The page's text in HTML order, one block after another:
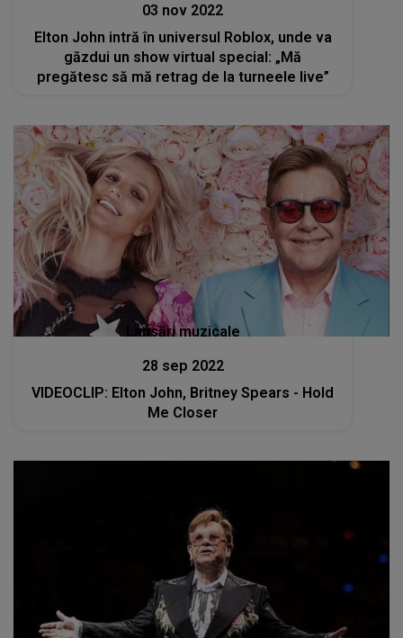
03 nov 2022
Elton John intră în universul Roblox, unde va
găzdui un show virtual special: „Mă
pregătesc să mă retrag de la turneele live”
Lansări muzicale
28 sep 2022
VIDEOCLIP: Elton John, Britney Spears - Hold
Me Closer